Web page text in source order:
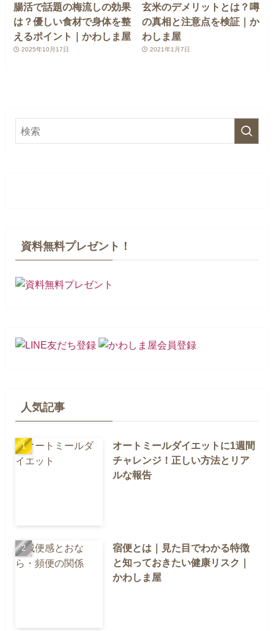
腸活で話題の梅流しの効果
は？優しい食材で身体を整
えるポイント｜かわしま屋
2025年10月17日
玄米のデメリットとは？噂
の真相と注意点を検証｜か
わしま屋
2021年1月7日
資料無料プレゼント！
人気記事
オートミールダイエットに1週間
チャレンジ！正しい方法とリア
ルな報告
宿便とは｜見た目でわかる特徴
と知っておきたい健康リスク｜
かわしま屋